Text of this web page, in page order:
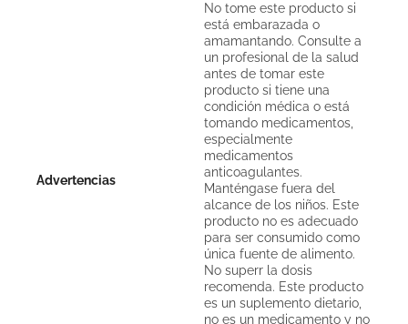
Advertencias
No tome este producto si
está embarazada o
amamantando. Consulte a
un profesional de la salud
antes de tomar este
producto si tiene una
condición médica o está
tomando medicamentos,
especialmente
medicamentos
anticoagulantes.
Manténgase fuera del
alcance de los niños. Este
producto no es adecuado
para ser consumido como
única fuente de alimento.
No superr la dosis
recomenda. Este producto
es un suplemento dietario,
no es un medicamento y no